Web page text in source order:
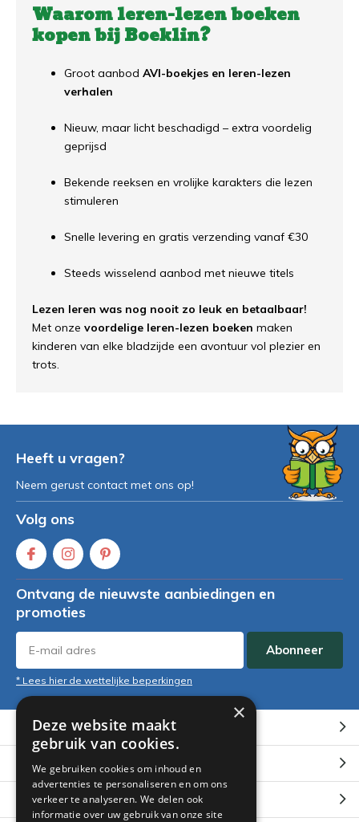
Waarom leren-lezen boeken
kopen bij Boeklin?
Groot aanbod AVI-boekjes en leren-lezen
verhalen
Nieuw, maar licht beschadigd – extra voordelig
geprijsd
Bekende reeksen en vrolijke karakters die lezen
stimuleren
Snelle levering en gratis verzending vanaf €30
Steeds wisselend aanbod met nieuwe titels
Lezen leren was nog nooit zo leuk en betaalbaar!
Met onze voordelige leren-lezen boeken maken
kinderen van elke bladzijde een avontuur vol plezier en
trots.
Heeft u vragen?
Neem gerust contact met ons op!
Volg ons
Ontvang de nieuwste aanbiedingen en
promoties
Abonneer
* Lees hier de wettelijke beperkingen
Klantenservice
Mijn account
Categorieën
×
Deze website maakt
gebruik van cookies.
We gebruiken cookies om inhoud en
advertenties te personaliseren en om ons
verkeer te analyseren. We delen ook
informatie over uw gebruik van onze site